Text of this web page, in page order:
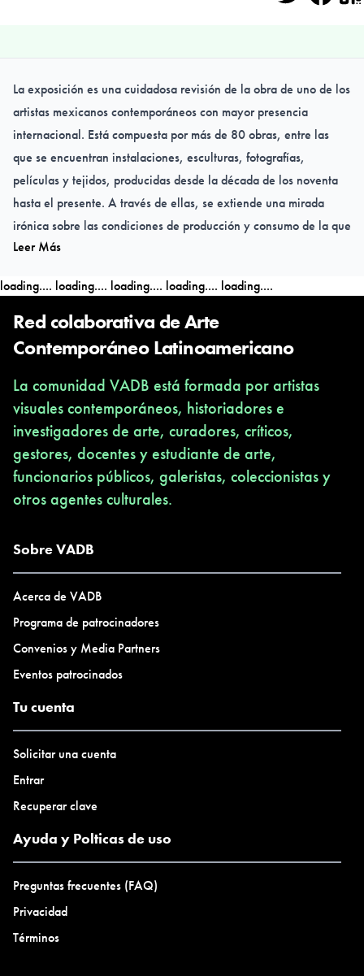
La exposición es una cuidadosa revisión de la obra de uno de los
artistas mexicanos contemporáneos con mayor presencia
internacional. Está compuesta por más de 80 obras, entre las
que se encuentran instalaciones, esculturas, fotografías,
películas y tejidos, producidas desde la década de los noventa
hasta el presente. A través de ellas, se extiende una mirada
irónica sobre las condiciones de producción y consumo de la que
somos partícipes.
Leer Más
loading.... loading.... loading.... loading.... loading....
Red colaborativa de Arte
Contemporáneo Latinoamericano
La comunidad VADB está formada por artistas
visuales contemporáneos, historiadores e
investigadores de arte, curadores, críticos,
gestores, docentes y estudiante de arte,
funcionarios públicos, galeristas, coleccionistas y
otros agentes culturales.
Sobre VADB
Acerca de VADB
Programa de patrocinadores
Convenios y Media Partners
Eventos patrocinados
Tu cuenta
Solicitar una cuenta
Entrar
Recuperar clave
Ayuda y Polticas de uso
Preguntas frecuentes (FAQ)
Privacidad
Términos